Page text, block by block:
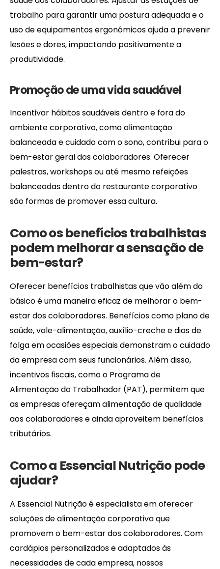
trabalho para garantir uma postura adequada e o
uso de equipamentos ergonômicos ajuda a prevenir
lesões e dores, impactando positivamente a
produtividade.
Promoção de uma vida saudável
Incentivar hábitos saudáveis dentro e fora do
ambiente corporativo, como alimentação
balanceada e cuidado com o sono, contribui para o
bem-estar geral dos colaboradores. Oferecer
palestras, workshops ou até mesmo refeições
balanceadas dentro do restaurante corporativo
são formas de promover essa cultura.
Como os benefícios trabalhistas
podem melhorar a sensação de
bem-estar?
Oferecer benefícios trabalhistas que vão além do
básico é uma maneira eficaz de melhorar o bem-
estar dos colaboradores. Benefícios como plano de
saúde, vale-alimentação, auxílio-creche e dias de
folga em ocasiões especiais demonstram o cuidado
da empresa com seus funcionários. Além disso,
incentivos fiscais, como o Programa de
Alimentação do Trabalhador (PAT), permitem que
as empresas ofereçam alimentação de qualidade
aos colaboradores e ainda aproveitem benefícios
tributários.
Como a Essencial Nutrição pode
ajudar?
A Essencial Nutrição é especialista em oferecer
soluções de alimentação corporativa que
promovem o bem-estar dos colaboradores. Com
cardápios personalizados e adaptados às
necessidades de cada empresa, nossos